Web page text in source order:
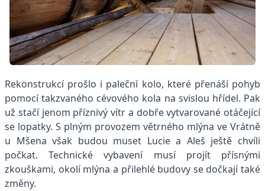
Rekonstrukcí prošlo i paleční kolo, které přenáší pohyb
pomocí takzvaného cévového kola na svislou hřídel. Pak
už stačí jenom příznivý vítr a dobře vytvarované otáčející
se lopatky. S plným provozem větrného mlýna ve Vrátně
u Mšena však budou muset Lucie a Aleš ještě chvíli
počkat. Technické vybavení musí projít přísnými
zkouškami, okolí mlýna a přilehlé budovy se dočkají také
změny.